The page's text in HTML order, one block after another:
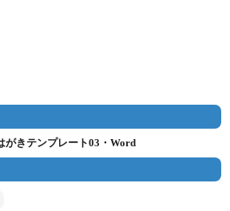
がきテンプレート03・Word